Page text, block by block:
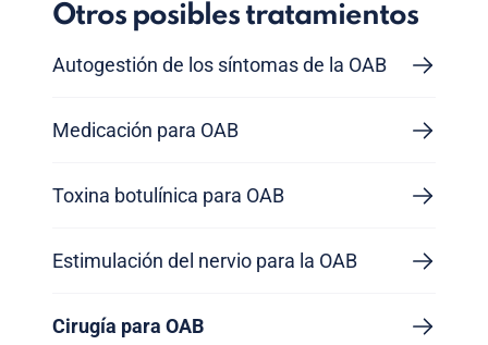
Otros posibles tratamientos
Autogestión de los síntomas de la OAB
Medicación para OAB
Toxina botulínica para OAB
Estimulación del nervio para la OAB
Cirugía para OAB